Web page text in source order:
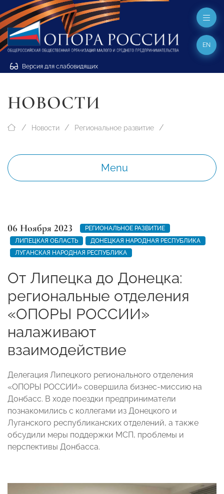
Версия для слабовидящих
EN
НОВОСТИ
Новости Региональное развитие
Menu
06 Ноября 2023
РЕГИОНАЛЬНОЕ РАЗВИТИЕ
ЛИПЕЦКАЯ ОБЛАСТЬ
ДОНЕЦКАЯ НАРОДНАЯ РЕСПУБЛИКА
ЛУГАНСКАЯ НАРОДНАЯ РЕСПУБЛИКА
От Липецка до Донецка:
региональные отделения
«ОПОРЫ РОССИИ»
налаживают
взаимодействие
Делегация Липецкого регионального отделения
«ОПОРЫ РОССИИ» совершила бизнес-миссию на
Донбасс. В ходе поездки предприниматели
познакомились с коллегами из Донецкого и
Луганского республиканских отделений, а также
обсудили меры поддержки МСП, проблемы и
перспективы Донбасса.